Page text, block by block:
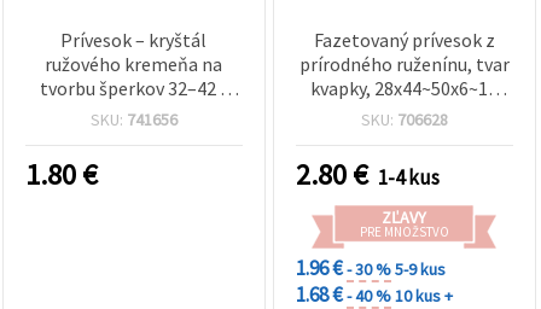
Prívesok – kryštál
ružového kremeňa na
tvorbu šperkov 32–42 x
48–70 mm
SKU: 741656
1.80€
Fazetovaný prívesok z
prírodného ruženínu, tvar
kvapky, 28x44~50x6~12
mm
SKU: 706628
2.80€ 1-4 kus
ZĽAVY
PRE MNOŽSTVO
1.96 €- 30 %5-9 kus
1.68 €- 40 %10 kus +